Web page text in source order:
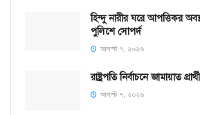
হিন্দু নারীর ঘরে আপত্তিকর
পুলিশে সোপর্দ
আগস্ট ৭, ২০২৬
রাষ্ট্রপতি নির্বাচনে জামায়াত
আগস্ট ৭, ২০২৬